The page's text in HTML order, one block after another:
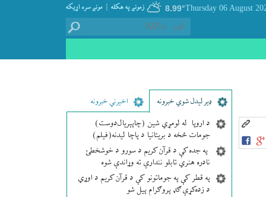
مونږ سره اړيکه | زمونږ په هکله 8.99°
ډير لیدل شوي خبرونه اخیرني خبرونه
د اروپا له لومړي شین (چاپېریال‌دوست)
جومات څخه د بریتانیا د پاچا لیدنه(فیلم)
په جده کې د قرآن کریم د سورو د خوشخطئ
نادره هنري تابلو نندارې ته وړاندې شوه
په قطر کې په جوماتونو کې د قرآن کریم د اوړي
د زده‌کړې ګډ پروګرام پیل شو